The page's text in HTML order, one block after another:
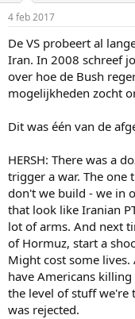
t
a
r
t
e
r
4 feb 2017
De VS probeert al
Iran. In 2008 schreef
over hoe de Bush
mogelijkheden zocht
Dit was één van de
HERSH: There was a
trigger a war. The one
don't we build - we in
that look like Iranian
lot of arms. And next
of Hormuz, start a
Might cost some lives.
have Americans
the level of stuff we're
was rejected.